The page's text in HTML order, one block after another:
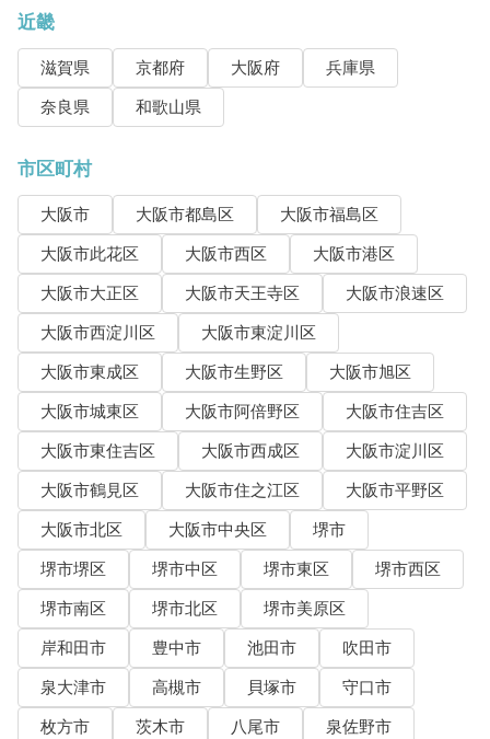
近畿
滋賀県 京都府 大阪府
兵庫県
奈良県
和歌山県
市区町村
大阪市 大阪市都島区
大阪市福島区
大阪市此花区
大阪市西区
大阪市港区
大阪市大正区
大阪市天王寺区
大阪市浪速区
大阪市西淀川区
大阪市東淀川区
大阪市東成区
大阪市生野区
大阪市旭区
大阪市城東区
大阪市阿倍野区
大阪市住吉区
大阪市東住吉区
大阪市西成区
大阪市淀川区
大阪市鶴見区
大阪市住之江区
大阪市平野区
大阪市北区
大阪市中央区
堺市
堺市堺区
堺市中区 堺市東区
堺市西区
堺市南区
堺市北区
堺市美原区
岸和田市
豊中市 池田市
吹田市
泉大津市
高槻市 貝塚市
守口市
枚方市
茨木市 八尾市
泉佐野市